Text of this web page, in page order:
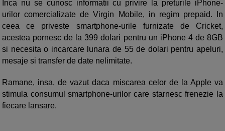
Inca nu se cunosc informatii cu privire la preturile iPhone-
urilor comercializate de Virgin Mobile, in regim prepaid. In
ceea ce priveste smartphone-urile furnizate de Cricket,
acestea pornesc de la 399 dolari pentru un iPhone 4 de 8GB
si necesita o incarcare lunara de 55 de dolari pentru apeluri,
mesaje si transfer de date nelimitate.
Ramane, insa, de vazut daca miscarea celor de la Apple va
stimula consumul smartphone-urilor care starnesc frenezie la
fiecare lansare.